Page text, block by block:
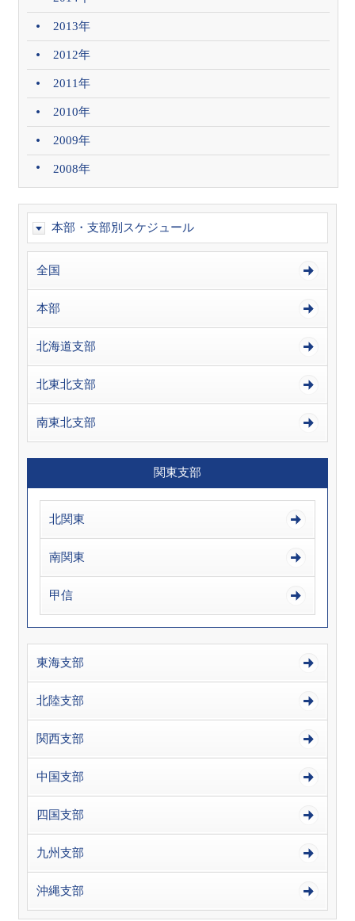
2013年
2012年
2011年
2010年
2009年
2008年
本部・支部別スケジュール
全国
本部
北海道支部
北東北支部
南東北支部
関東支部
北関東
南関東
甲信
東海支部
北陸支部
関西支部
中国支部
四国支部
九州支部
沖縄支部